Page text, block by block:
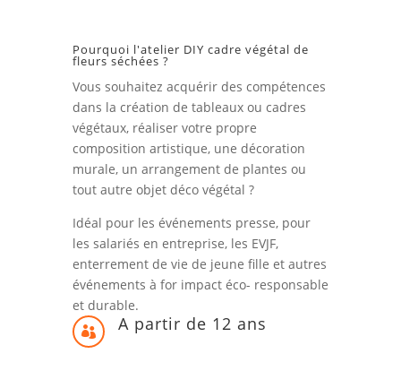
Pourquoi l'atelier DIY cadre végétal de
fleurs séchées ?
Vous souhaitez acquérir des compétences
dans la création de tableaux ou cadres
végétaux, réaliser votre propre
composition artistique, une décoration
murale, un arrangement de plantes ou
tout autre objet déco végétal ?
Idéal pour les événements presse, pour
les salariés en entreprise, les EVJF,
enterrement de vie de jeune fille et autres
événements à for impact éco- responsable
et durable.
 A partir de 12 ans